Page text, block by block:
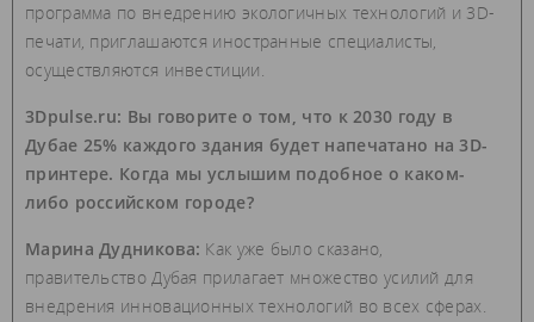
программа по внедрению экологичных технологий и 3D-
печати, приглашаются иностранные специалисты,
осуществляются инвестиции.
3Dpulse.ru: Вы говорите о том, что к 2030 году в
Дубае 25% каждого здания будет напечатано на 3D-
принтере. Когда мы услышим подобное о каком-
либо российском городе?
Марина Дудникова: Как уже было сказано,
правительство Дубая прилагает множество усилий для
внедрения инновационных технологий во всех сферах.